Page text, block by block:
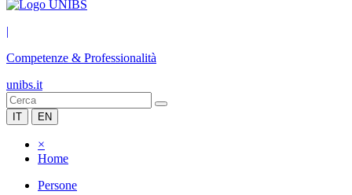
|
Competenze & Professionalità
unibs.it
IT EN
×
Home
Persone